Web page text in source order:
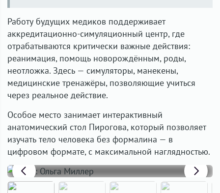
Работу будущих медиков поддерживает
аккредитационно-симуляционный центр, где
отрабатываются критически важные действия:
реанимация, помощь новорождённым, роды,
неотложка. Здесь — симуляторы, манекены,
медицинские тренажёры, позволяющие учиться
через реальное действие.
Особое место занимает интерактивный
анатомический стол Пирогова, который позволяет
изучать тело человека без формалина — в
цифровом формате, с максимальной наглядностью.